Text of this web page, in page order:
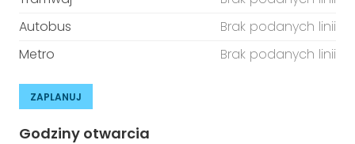
Autobus
Brak podanych linii
Metro
Brak podanych linii
ZAPLANUJ
Godziny otwarcia